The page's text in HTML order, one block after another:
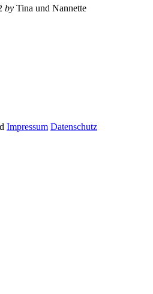
by Tina und Nannette
Impressum Datenschutz